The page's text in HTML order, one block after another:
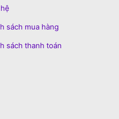
sách mua hàng
sách thanh toán